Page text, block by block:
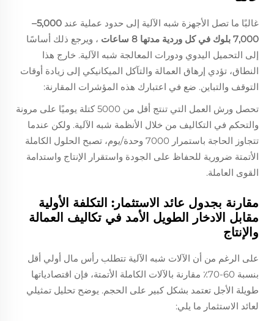
غالبًا ما تصل الأجهزة شبه الآلية إلى حدود عملية عند
5,000–
7,000 بلوك في كل وردية مدتها 8 ساعات
، ويرجع ذلك أساسًا
إلى التحميل اليدوي ودورات المعالجة شبه الآلية. خارج هذا
النطاق، تؤدي إرهاق العمالة والتآكل الميكانيكي إلى زيادة أوقات
التوقف والتباين. ضع في اعتبارك هذه المؤشرات المقارنة:
تحصل ورش العمل التي تنتج أقل من 5000 كتلة يوميًا على مرونة
والتحكم في التكاليف من خلال الأنظمة شبه الآلية. ولكن عندما
تتجاوز الحاجة باستمرار 7000 وحدة/يوم، تصبح الحلول الكاملة
الأتمتة ضرورية للحفاظ على الجودة واستقرار الإنتاج واستدامة
القوى العاملة.
مقارنة بجدول عائد الاستثمار: التكلفة الأولية
مقابل الادخار الطويل الأمد في تكاليف العمالة
والإنتاج
على الرغم من أن الآلات شبه الآلية تتطلب رأس مال أولي أقل
بنسبة 60-70٪ مقارنة بالآلات الكاملة الأتمتة، فإن اقتصادياتها
طويلة الأجل تعتمد بشكل كبير على الحجم. يوضح تحليل تمثيلي
لعائد الاستثمار ما يلي: